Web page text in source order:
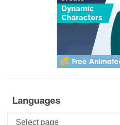
Languages
Languages